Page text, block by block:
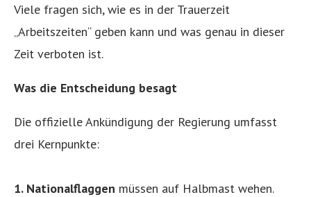
Viele fragen sich, wie es in der Trauerzeit
„Arbeitszeiten“ geben kann und was genau in dieser
Zeit verboten ist.
Was die Entscheidung besagt
Die offizielle Ankündigung der Regierung umfasst
drei Kernpunkte:
1. Nationalflaggen müssen auf Halbmast wehen.